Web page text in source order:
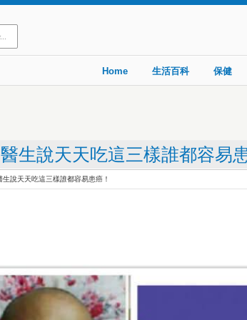
Home 生活百科 保健
生說天天吃這三樣誰都容易
說天天吃這三樣誰都容易患癌！